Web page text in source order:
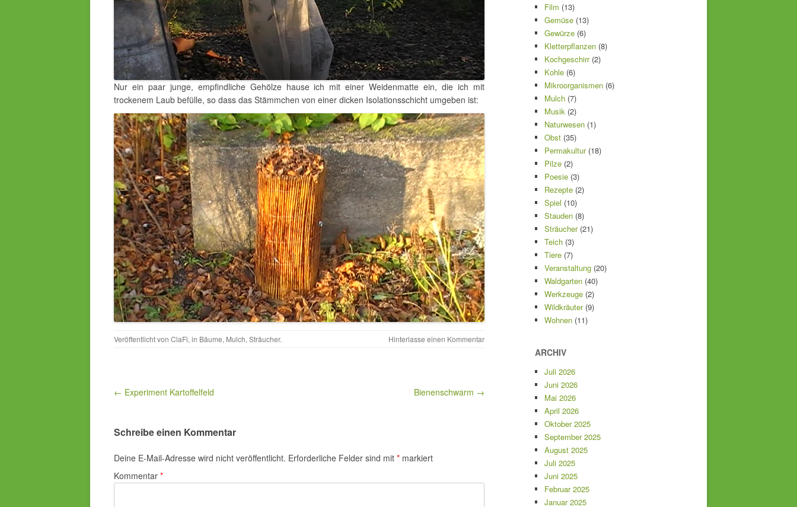
Nur ein paar junge, empfindliche Gehölze hause ich mit einer Weidenmatte ein, die ich mit
trockenem Laub befülle, so dass das Stämmchen von einer dicken Isolationsschicht umgeben ist:
Veröffentlicht von ClaFi, in Bäume, Mulch, Sträucher. Hinterlasse einen Kommentar
Beitragsnavigation
← Experiment Kartoffelfeld Bienenschwarm →
Schreibe einen Kommentar
Deine E-Mail-Adresse wird nicht veröffentlicht. Erforderliche Felder sind mit * markiert
Kommentar *
Film (13)
Gemüse (13)
Gewürze (6)
Kletterpflanzen (8)
Kochgeschirr(2)
Kohle (6)
Mikroorganismen (6)
Mulch (7)
Musik (2)
Naturwesen (1)
Obst (35)
Permakultur(18)
Pilze (2)
Poesie (3)
Rezepte (2)
Spiel (10)
Stauden (8)
Sträucher(21)
Teich (3)
Tiere (7)
Veranstaltung (20)
Waldgarten (40)
Werkzeuge (2)
Wildkräuter(9)
Wohnen (11)
ARCHIV
Juli 2026
Juni 2026
Mai 2026
April 2026
Oktober 2025
September 2025
August 2025
Juli 2025
Juni 2025
Februar 2025
Januar 2025